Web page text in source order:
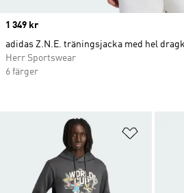
Lägg till
Price
1 349 kr
adidas Z.N.E. träningsjacka med hel
Herr Sportswear
6 färger